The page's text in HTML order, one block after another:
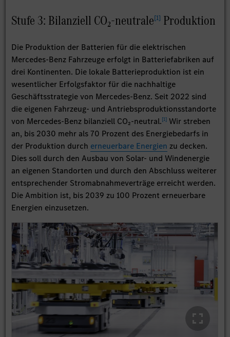
Stufe 3: Bilanziell CO₂-neutrale[1] Produktion
Die Produktion der Batterien für die elektrischen
Mercedes-Benz Fahrzeuge erfolgt in Batteriefabriken auf
drei Kontinenten. Die lokale Batterieproduktion ist ein
wesentlicher Erfolgsfaktor für die nachhaltige
Geschäftsstrategie von Mercedes-Benz. Seit 2022 sind
die eigenen Fahrzeug- und Antriebsproduktionsstandorte
von Mercedes-Benz bilanziell CO₂-neutral.[1] Wir streben
an, bis 2030 mehr als 70 Prozent des Energiebedarfs in
der Produktion durch erneuerbare Energien zu decken.
Dies soll durch den Ausbau von Solar- und Windenergie
an eigenen Standorten und durch den Abschluss weiterer
entsprechender Stromabnahmeverträge erreicht werden.
Die Ambition ist, bis 2039 zu 100 Prozent erneuerbare
Energien einzusetzen.